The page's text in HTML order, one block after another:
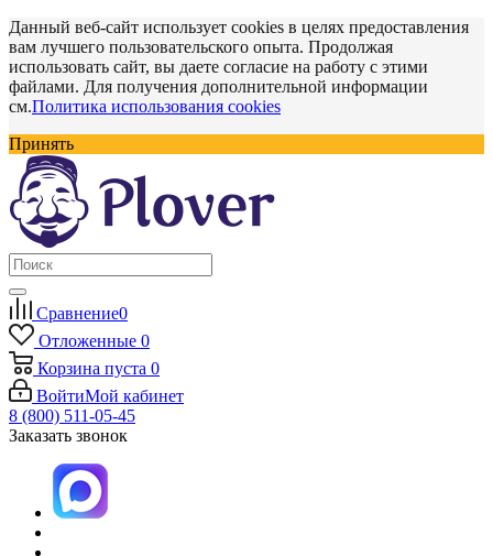
Данный веб-сайт использует cookies в целях предоставления
вам лучшего пользовательского опыта. Продолжая
использовать сайт, вы даете согласие на работу с этими
файлами. Для получения дополнительной информации
см.Политика использования cookies
Принять
Сравнение0
Отложенные 0
Корзина пуста 0
ВойтиМой кабинет
8 (800) 511-05-45
Заказать звонок